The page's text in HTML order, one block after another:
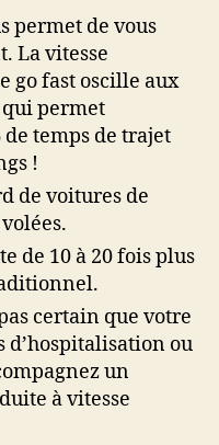
permet de vous
La vitesse
go fast oscille aux
qui permet
de temps de trajet
!
de voitures de
de 10 à 20 fois plus
certain que votre
d’hospitalisation ou
un
à vitesse